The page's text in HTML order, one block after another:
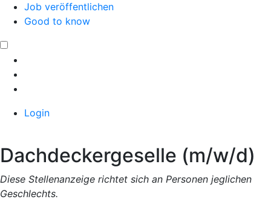
Job veröffentlichen
Good to know
Login
Dachdeckergeselle (m/w/d)
Diese Stellenanzeige richtet sich an Personen jeglichen
Geschlechts.